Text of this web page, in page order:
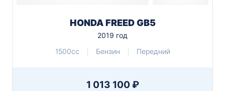
HONDA FREED GB5
2019 год
1500cc
Бензин Передний
1 013 100 ₽